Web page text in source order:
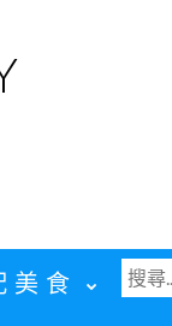
美食
搜
尋